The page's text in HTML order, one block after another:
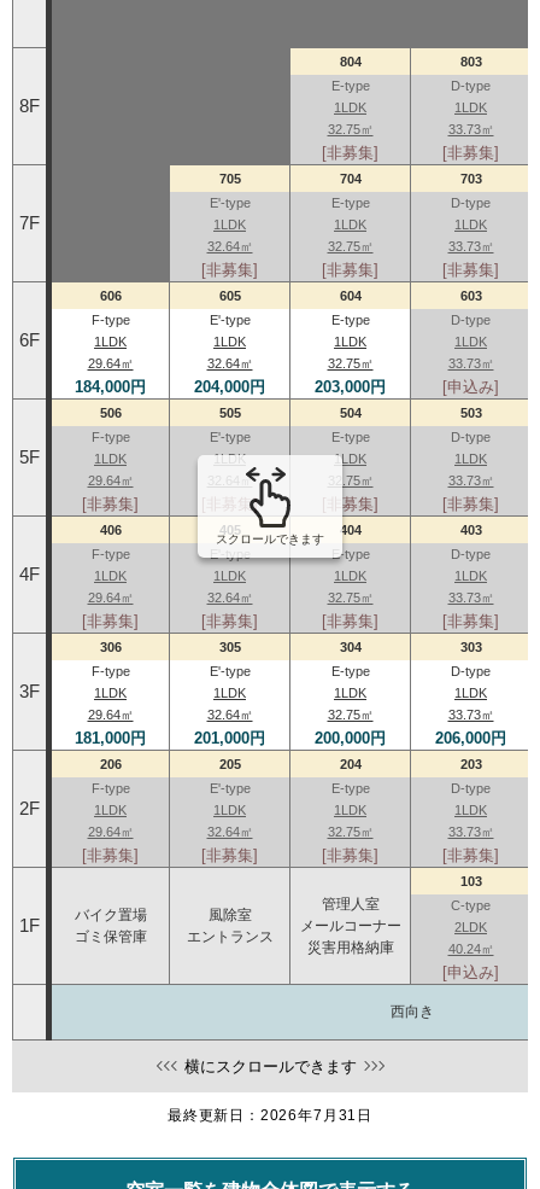
8F
804
E-type
1LDK
32.75㎡
[非募集]
803
D-type
1LDK
33.73㎡
[非募集]
7F
705
E'-type
1LDK
32.64㎡
[非募集]
704
E-type
1LDK
32.75㎡
[非募集]
703
D-type
1LDK
33.73㎡
[非募集]
6F
606
F-type
1LDK
29.64㎡
184,000円
605
E'-type
1LDK
32.64㎡
204,000円
604
E-type
1LDK
32.75㎡
203,000円
603
D-type
1LDK
33.73㎡
[申込み]
5F
506
F-type
1LDK
29.64㎡
[非募集]
505
E'-type
1LDK
32.64㎡
[非募集]
504
E-type
1LDK
32.75㎡
[非募集]
503
D-type
1LDK
33.73㎡
[非募集]
4F
406
F-type
1LDK
29.64㎡
[非募集]
405
1LDK
32.64㎡
[非募集]
404
E-type
1LDK
32.75㎡
[非募集]
403
D-type
1LDK
33.73㎡
[非募集]
3F
306
F-type
1LDK
29.64㎡
181,000円
305
E'-type
1LDK
32.64㎡
201,000円
304
E-type
1LDK
32.75㎡
200,000円
303
D-type
1LDK
33.73㎡
206,000円
2F
206
F-type
1LDK
29.64㎡
[非募集]
205
E'-type
1LDK
32.64㎡
[非募集]
204
E-type
1LDK
32.75㎡
[非募集]
203
D-type
1LDK
33.73㎡
[非募集]
1F
バイク置場
ゴミ保管庫
風除室
エントランス
管理人室
メールコーナー
災害用格納庫
103
C-type
2LDK
40.24㎡
[申込み]
西向き
スクロールできます
横にスクロールできます
最終更新日：2026年7月31日